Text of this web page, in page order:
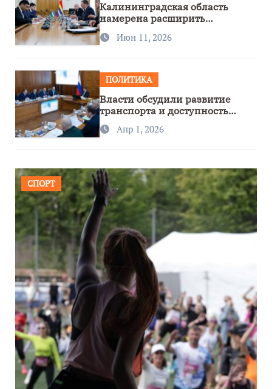
Калининградская область
намерена расширить
сотрудничество с Узбекистаном
Июн 11, 2026
ПОЛИТИКА
Власти обсудили развитие
транспорта и доступность
региона
Апр 1, 2026
СПОРТ